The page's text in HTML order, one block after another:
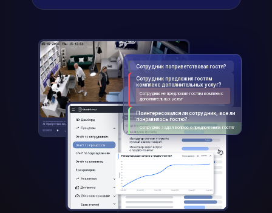
100%
исполнение трудовой
и кассовой дисциплины
90%+
соблюдение
регламентов
Сотрудник поприветствовал гостя?
Сотрудник предложил гостям
комплекс дополнительных услуг?
Сотрудник не предложил гостям комплекс
дополнительных услуг
Поинтересовался ли сотрудник, все ли
понравилось гостю?
Сотрудник задал вопрос о предпочтениях гостя?